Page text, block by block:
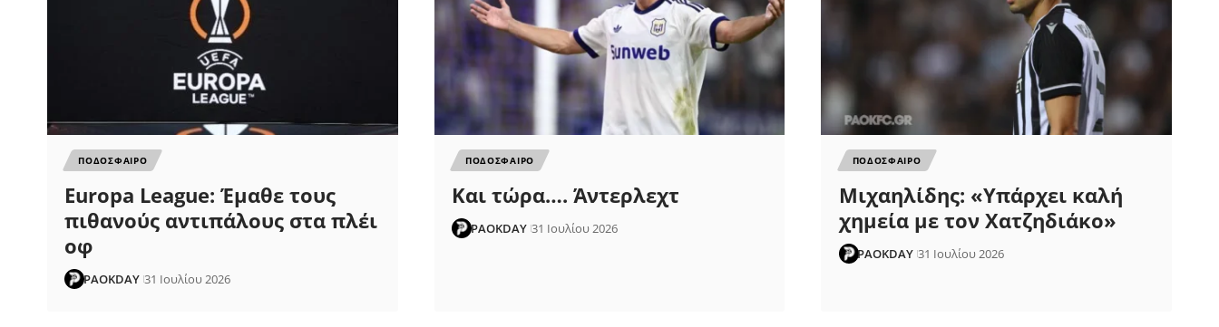
ΠΟΔΟΣΦΑΙΡΟ
Europa League: Έμαθε τους
πιθανούς αντιπάλους στα πλέι
οφ
PAOKDAY 31 Ιουλίου 2026
ΠΟΔΟΣΦΑΙΡΟ
Και τώρα…. Άντερλεχτ
PAOKDAY 31 Ιουλίου 2026
ΠΟΔΟΣΦΑΙΡΟ
Μιχαηλίδης: «Υπάρχει καλή
χημεία με τον Χατζηδιάκο»
PAOKDAY 31 Ιουλίου 2026